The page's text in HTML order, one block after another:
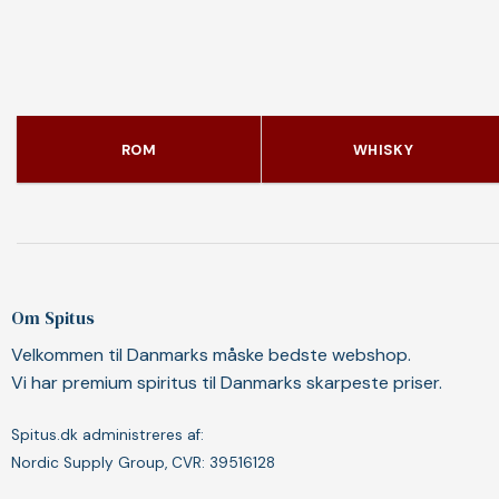
ROM WHISKY
Om Spitus
Velkommen til Danmarks måske bedste webshop.
Vi har premium spiritus til Danmarks skarpeste priser.
Spitus.dk administreres af:
Nordic Supply Group, CVR: 39516128